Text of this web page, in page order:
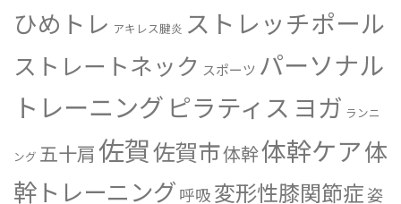
ひめトレ アキレス腱炎 ストレッチポール
ストレートネック スポーツ パーソナル
トレーニング ピラティス ヨガ ランニ
ング 五十肩佐賀佐賀市体幹体幹ケア体
幹トレーニング 呼吸 変形性膝関節症姿